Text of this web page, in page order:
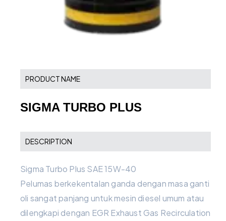
PRODUCT NAME
SIGMA TURBO PLUS
DESCRIPTION
Sigma Turbo Plus SAE 15W-40
Pelumas berkekentalan ganda dengan masa ganti
oli sangat panjang untuk mesin diesel umum atau
dilengkapi dengan EGR Exhaust Gas Recirculation